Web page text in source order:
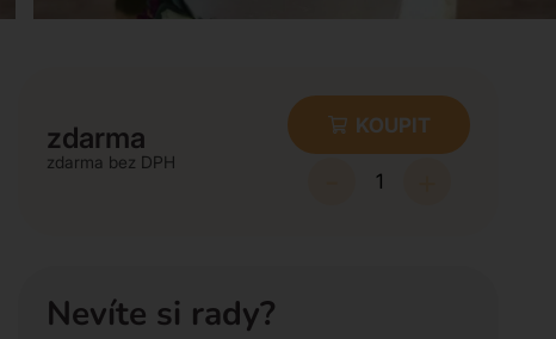
zdarma
zdarma
KOUPIT
Nevíte si rady?